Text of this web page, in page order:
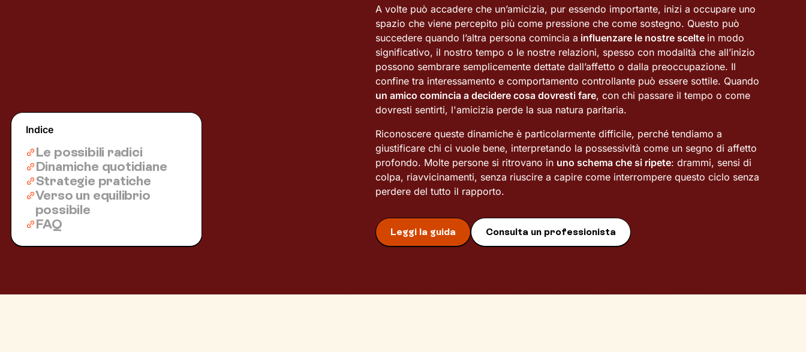
Indice
Le possibili radici
Dinamiche quotidiane
Strategie pratiche
Verso un equilibrio
possibile
FAQ
A volte può accadere che un’amicizia, pur essendo importante, inizi a occupare uno
spazio che viene percepito più come pressione che come sostegno. Questo può
succedere quando l’altra persona comincia a influenzare le nostre scelte in modo
significativo, il nostro tempo o le nostre relazioni, spesso con modalità che all’inizio
possono sembrare semplicemente dettate dall’affetto o dalla preoccupazione. Il
confine tra interessamento e comportamento controllante può essere sottile. Quando
un amico comincia a decidere cosa dovresti fare, con chi passare il tempo o come
dovresti sentirti, l'amicizia perde la sua natura paritaria.
Riconoscere queste dinamiche è particolarmente difficile, perché tendiamo a
giustificare chi ci vuole bene, interpretando la possessività come un segno di affetto
profondo. Molte persone si ritrovano in uno schema che si ripete: drammi, sensi di
colpa, riavvicinamenti, senza riuscire a capire come interrompere questo ciclo senza
perdere del tutto il rapporto.
Leggi la guida Consulta un professionista